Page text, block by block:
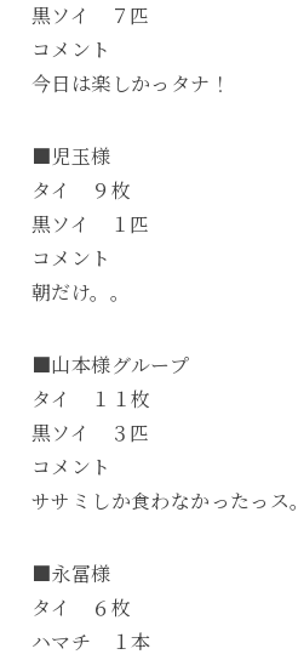
黒ソイ ７匹
コメント
今日は楽しかっタナ！
■児玉様
タイ ９枚
黒ソイ １匹
コメント
朝だけ。。
■山本様グループ
タイ １１枚
黒ソイ ３匹
コメント
ササミしか食わなかったっス。
■永冨様
タイ ６枚
ハマチ １本